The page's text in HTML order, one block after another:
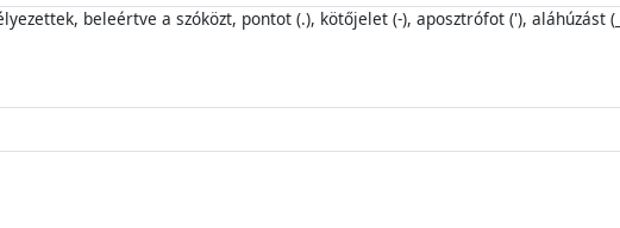
beleértve a szóközt, pontot (.), kötőjelet (-), aposztrófot ('), aláhúzást